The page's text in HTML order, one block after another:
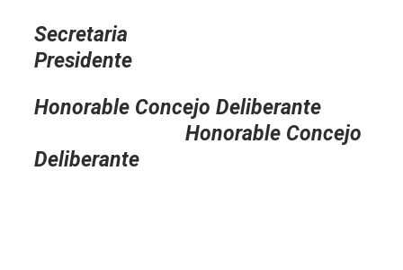
Presidente
Honorable Concejo Deliberante
Honorable Concejo
Deliberante